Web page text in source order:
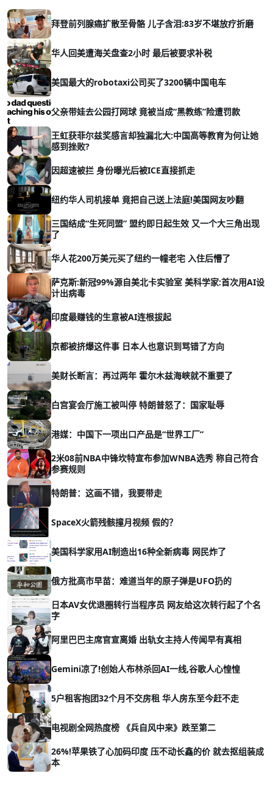
拜登前列腺癌扩散至骨骼 儿子含泪:83岁不堪放疗折磨
华人回美遭海关盘查2小时 最后被要求补税
美国最大的robotaxi公司买了3200辆中国电车
父亲带娃去公园打网球 竟被当成“黑教练”险遭罚款
王虹获菲尔兹奖感言却独漏北大:中国高等教育为何让她
感到挫败?
因超速被拦 身份曝光后被ICE直接抓走
纽约华人司机接单 竟把自己送上法庭!美国网友吵翻
三国结成“生死同盟” 盟约即日起生效 又一个大三角出现
了
华人花200万美元买了纽约一幢老宅 入住后懵了
萨克斯:新冠99%源自美北卡实验室 美科学家:首次用AI设
计出病毒
印度最赚钱的生意被AI连根拔起
京都被挤爆这件事 日本人也意识到骂错了方向
美财长断言：再过两年 霍尔木兹海峡就不重要了
白宫宴会厅施工被叫停 特朗普怒了：国家耻辱
港媒：中国下一项出口产品是“世界工厂”
2米08前NBA中锋坎特宣布参加WNBA选秀 称自己符合
参赛规则
特朗普：这画不错，我要带走
SpaceX火箭残骸撞月视频 假的？
美国科学家用AI制造出16种全新病毒 网民炸了
俄方批高市早苗：难道当年的原子弹是UFO扔的
日本AV女优退圈转行当程序员 网友给这次转行起了个名
字
阿里巴巴主席官宣离婚 出轨女主持人传闻早有真相
Gemini凉了!创始人布林杀回AI一线,谷歌人心惶惶
5户租客抱团32个月不交房租 华人房东至今赶不走
电视剧全网热度榜 《兵自风中来》跌至第二
26%!苹果铁了心加码印度 压不动长鑫的价 就去抠组装成
本